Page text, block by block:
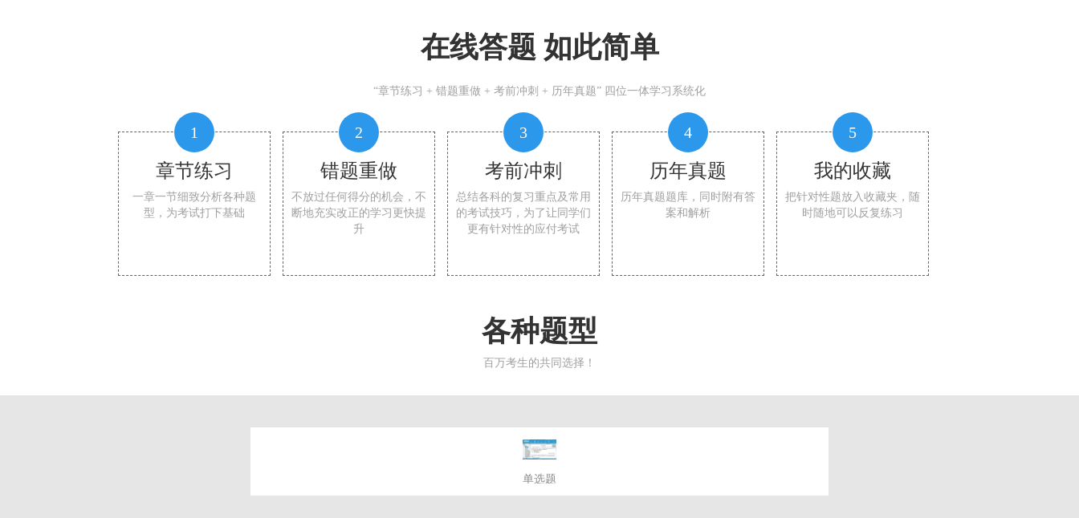
在线答题 如此简单
“章节练习 + 错题重做 + 考前冲刺 + 历年真题” 四位一体学习系统化
1
章节练习
一章一节细致分析各种题
型，为考试打下基础
2
错题重做
不放过任何得分的机会，不
断地充实改正的学习更快提
升
3
考前冲刺
总结各科的复习重点及常用
的考试技巧，为了让同学们
更有针对性的应付考试
4
历年真题
历年真题题库，同时附有答
案和解析
5
我的收藏
把针对性题放入收藏夹，随
时随地可以反复练习
各种题型
百万考生的共同选择！
单选题
选择题